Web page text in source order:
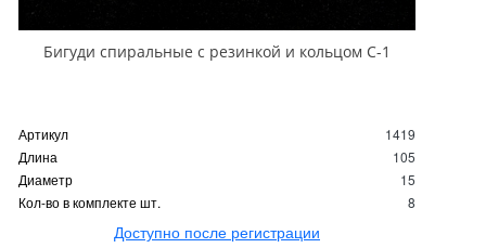
Бигуди спиральные с резинкой и кольцом С-1
Артикул
1419
Длина
105
Диаметр
15
Кол-во в комплекте шт.
8
Доступно после регистрации